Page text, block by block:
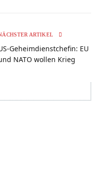
ARTIKEL
Geheimdienstchefin: EU
NATO wollen Krieg